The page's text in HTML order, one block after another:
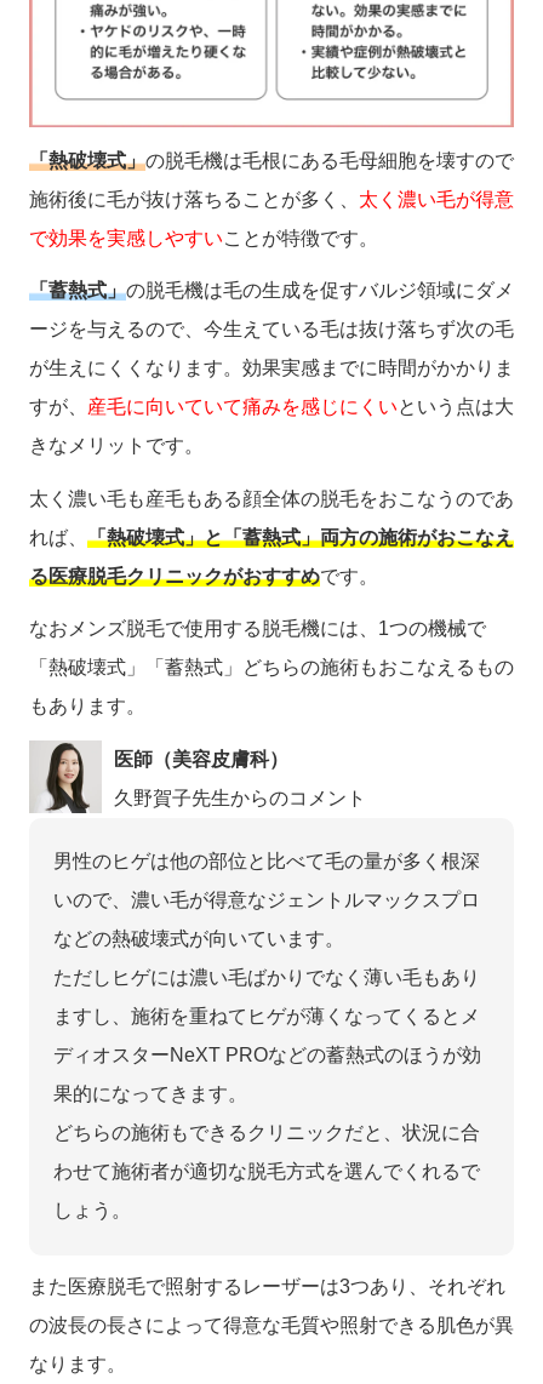
「熱破壊式」の脱毛機は毛根にある毛母細胞を壊すので
施術後に毛が抜け落ちることが多く、 太く濃い毛が得意
で効果を実感しやすいことが特徴です。
「蓄熱式」の脱毛機は毛の生成を促すバルジ領域にダメ
ージを与えるので、今生えている毛は抜け落ちず次の毛
が生えにくくなります。効果実感までに時間がかかりま
すが、 産毛に向いていて痛みを感じにくいという点は大
きなメリットです。
太く濃い毛も産毛もある顔全体の脱毛をおこなうのであ
れば、 「熱破壊式」と「蓄熱式」両方の施術がおこなえ
る医療脱毛クリニックがおすすめです。
なおメンズ脱毛で使用する脱毛機には、1つの機械で
「熱破壊式」「蓄熱式」どちらの施術もおこなえるもの
もあります。
医師（美容皮膚科）
久野賀子先生からのコメント
男性のヒゲは他の部位と比べて毛の量が多く根深
いので、濃い毛が得意なジェントルマックスプロ
などの熱破壊式が向いています。
ただしヒゲには濃い毛ばかりでなく薄い毛もあり
ますし、施術を重ねてヒゲが薄くなってくるとメ
ディオスターNeXT PROなどの蓄熱式のほうが効
果的になってきます。
どちらの施術もできるクリニックだと、状況に合
わせて施術者が適切な脱毛方式を選んでくれるで
しょう。
また医療脱毛で照射するレーザーは3つあり、それぞれ
の波長の長さによって得意な毛質や照射できる肌色が異
なります。